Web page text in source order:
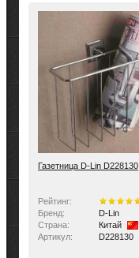
Газетница D-Lin D228130
Рейтинг:
Бренд:
D-Lin
Страна:
Китай
Артикул:
D228130